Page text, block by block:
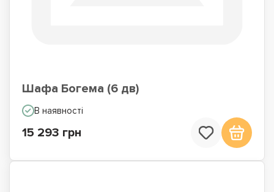
Шафа Богема (6 дв)
В наявності
15 293 грн